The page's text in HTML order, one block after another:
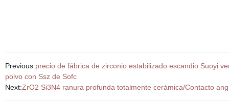
Previous:precio de fábrica de zirconio estabilizado escandio Suoyi
polvo con Ssz de Sofc
Next:ZrO2 Si3N4 ranura profunda totalmente cerámica/Contacto